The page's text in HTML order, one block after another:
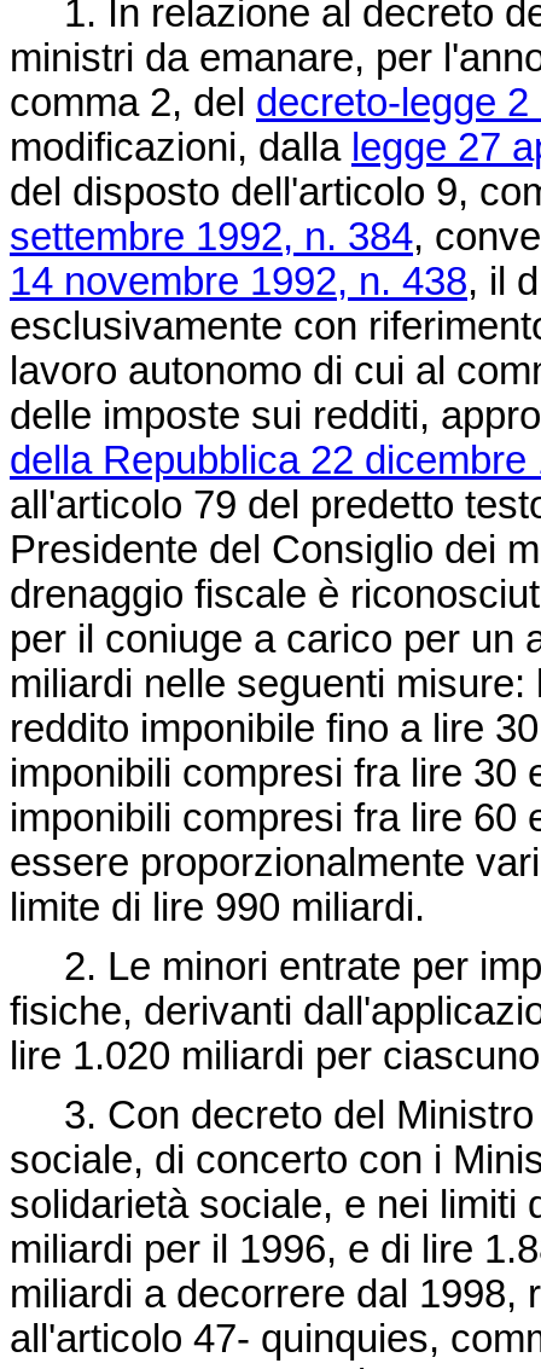
1. In relazione al decreto
ministri da emanare, per
comma 2, del decreto-legge
modificazioni, dalla legge 27
del disposto dell'articolo 9,
settembre 1992, n. 384,
14 novembre 1992, n. 438, il
esclusivamente con
lavoro autonomo di cui al
delle imposte sui redditi,
della Repubblica 22 dicembre
all'articolo 79 del predetto
Presidente del Consiglio dei
drenaggio fiscale è
per il coniuge a carico per un
miliardi nelle seguenti
reddito imponibile fino a lire
imponibili compresi fra lire 30
imponibili compresi fra lire 60
essere proporzionalmente
limite di lire 990 miliardi.
2. Le minori entrate per
fisiche, derivanti
lire 1.020 miliardi per
3. Con decreto del Ministro
sociale, di concerto con i
solidarietà sociale, e nei limiti
miliardi per il 1996, e di lire
miliardi a decorrere dal 1998,
all'articolo 47- quinquies,